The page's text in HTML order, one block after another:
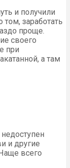
и получили
заработать
проще.
своего
при
а там
и другие
всего